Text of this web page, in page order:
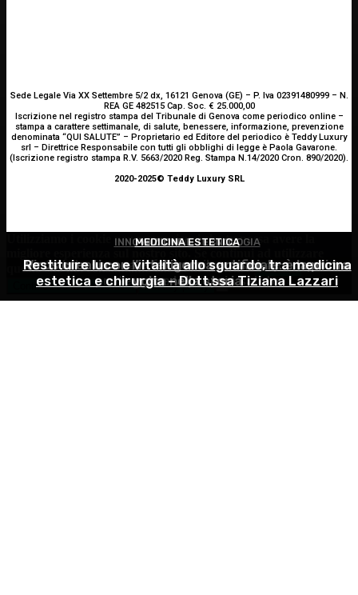
GINECOLOGIA
Salute sessuale femminile: cosa sapere per
proteggere la propria salute
INNOVAZIONE E TECNOLOGIA
Virus creati con l’intelligenza artificiale: è la prima
volta nella storia
MEDICINA ESTETICA
Restituire luce e vitalità allo sguardo, tra medicina
estetica e chirurgia – Dott.ssa Tiziana Lazzari
Sede Legale Via XX Settembre 5/2 dx, 16121 Genova (GE) – P. Iva 02391480999 – N.
REA GE 482515 Cap. Soc. € 25.000,00
Iscrizione nel registro stampa del Tribunale di Genova come periodico online –
stampa a carattere settimanale, di salute, benessere, informazione, prevenzione
denominata “QUI SALUTE” – Proprietario ed Editore del periodico è Teddy Luxury
srl – Direttrice Responsabile con tutti gli obblighi di legge è Paola Gavarone.
(Iscrizione registro stampa R.V. 5663/2020 Reg. Stampa N.14/2020 Cron. 890/2020).
2020-2025© Teddy Luxury SRL
Utilizziamo i cookie per essere sicuri che tu possa avere la
questo sito noi constatiamo che tu ne sia felice. Accetto
Continua senza accettare
Privacy policy